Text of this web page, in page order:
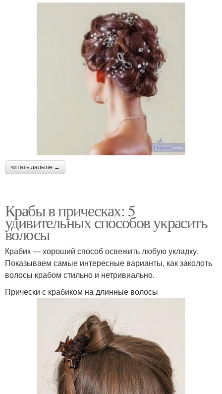
читать дальше →
Крабы в прическах: 5
удивительных способов украсить
волосы
Крабик — хороший способ освежить любую укладку.
Показываем самые интересные варианты, как заколоть
волосы крабом стильно и нетривиально.
Прически с крабиком на длинные волосы